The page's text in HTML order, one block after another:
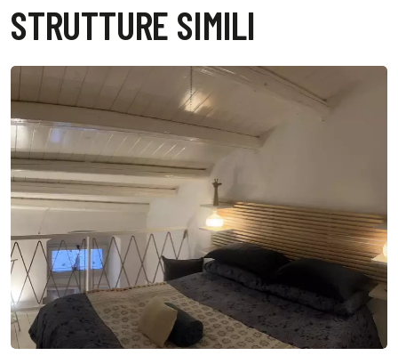
STRUTTURE SIMILI